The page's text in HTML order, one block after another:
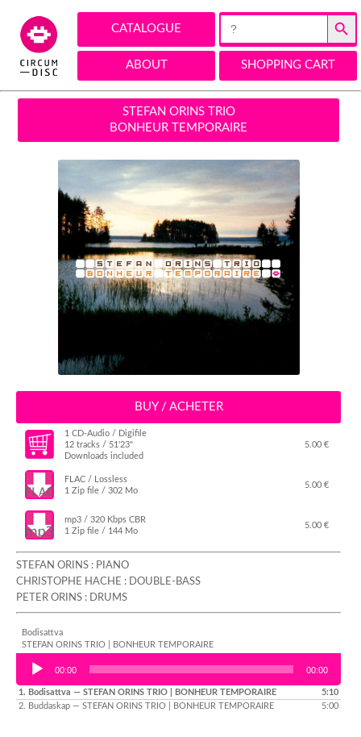
CATALOGUE
Search
for:
Search Button
ABOUT SHOPPING CART
STEFAN ORINS TRIO
BONHEUR TEMPORAIRE
BUY / ACHETER
1 CD-Audio / Digifile
12 tracks / 51'23"
Downloads included
5.00 €
FLAC / Lossless
1 Zip file / 302 Mo
5.00 €
mp3 / 320 Kbps CBR
1 Zip file / 144 Mo
5.00 €
STEFAN ORINS : PIANO
CHRISTOPHE HACHE : DOUBLE-BASS
PETER ORINS : DRUMS
Bodisattva
STEFAN ORINS TRIO | BONHEUR TEMPORAIRE
Audio Player
00:00 00:00
1. Bodisattva — STEFAN ORINS TRIO | BONHEUR TEMPORAIRE
5:10
2.
Buddaskap — STEFAN ORINS TRIO | BONHEUR TEMPORAIRE 5:00